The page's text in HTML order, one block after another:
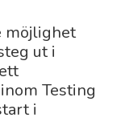
möjlighet
ut i
Testing
i